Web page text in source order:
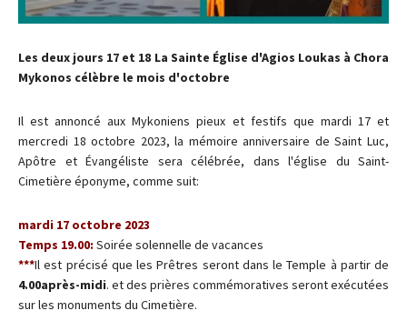
Les deux jours 17 et 18 La Sainte Église d'Agios Loukas à Chora
Mykonos célèbre le mois d'octobre
Il est annoncé aux Mykoniens pieux et festifs que mardi 17 et
mercredi 18 octobre 2023, la mémoire anniversaire de Saint Luc,
Apôtre et Évangéliste sera célébrée, dans l'église du Saint-
Cimetière éponyme, comme suit:
mardi 17 octobre 2023
Temps 19.00: Soirée solennelle de vacances
***Il est précisé que les Prêtres seront dans le Temple à partir de
4.00après-midi. et des prières commémoratives seront exécutées
sur les monuments du Cimetière.